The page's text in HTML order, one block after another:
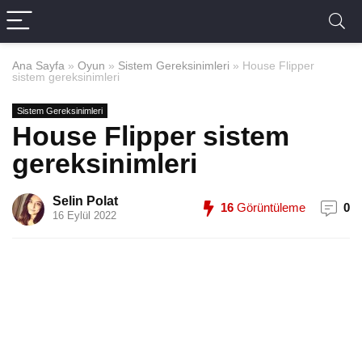
Ana Sayfa » Oyun » Sistem Gereksinimleri » House Flipper
sistem gereksinimleri
Sistem Gereksinimleri
House Flipper sistem
gereksinimleri
Selin Polat
16 Eylül 2022
16 Görüntüleme 0